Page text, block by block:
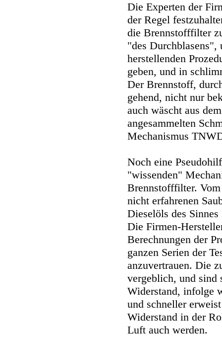
Die Experten der
der Regel
die Brennstofffilter
"des
herstellenden
geben, und in
Der Brennstoff,
gehend, nicht nur
auch wäscht aus
angesammelten
Mechanismus
Noch eine
"wissenden"
Brennstofffilter.
nicht erfahrenen
Dieselöls des
Die Firmen-
Berechnungen der
ganzen Serien der
anzuvertrauen. Die
vergeblich, und sind
Widerstand, infolge
und schneller
Widerstand in der
Luft auch werden.